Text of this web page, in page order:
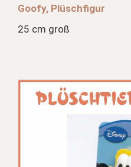
Goofy, Plüschfigur
25 cm groß